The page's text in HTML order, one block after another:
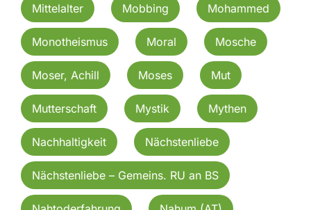
Mittelalter Mobbing Mohammed
Monotheismus Moral Mosche
Moser, Achill Moses Mut
Mutterschaft Mystik Mythen
Nachhaltigkeit Nächstenliebe
Nächstenliebe – Gemeins. RU an BS